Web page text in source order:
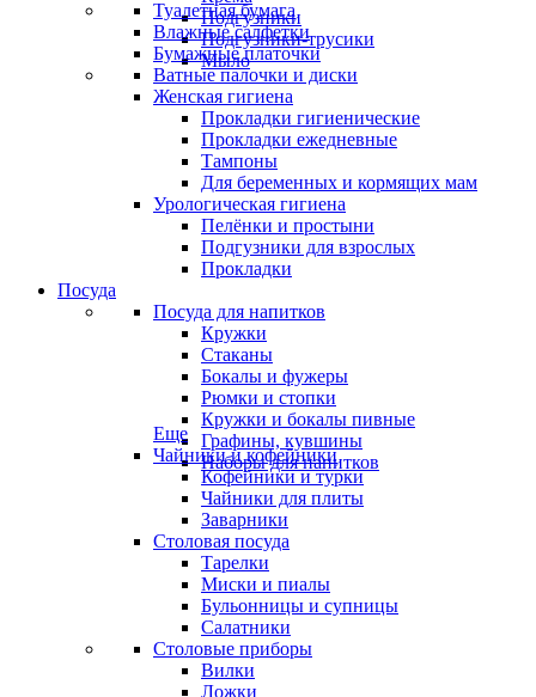
Подгузники
Подгузники-трусики
Мыло
Туалетная бумага
Влажные салфетки
Бумажные платочки
Ватные палочки и диски
Женская гигиена
Прокладки гигиенические
Прокладки ежедневные
Тампоны
Для беременных и кормящих мам
Урологическая гигиена
Пелёнки и простыни
Подгузники для взрослых
Прокладки
Посуда
Посуда для напитков
Кружки
Стаканы
Бокалы и фужеры
Рюмки и стопки
Кружки и бокалы пивные
Графины, кувшины
Наборы для напитков
Еще
Чайники и кофейники
Кофейники и турки
Чайники для плиты
Заварники
Столовая посуда
Тарелки
Миски и пиалы
Бульонницы и супницы
Салатники
Столовые приборы
Вилки
Ложки